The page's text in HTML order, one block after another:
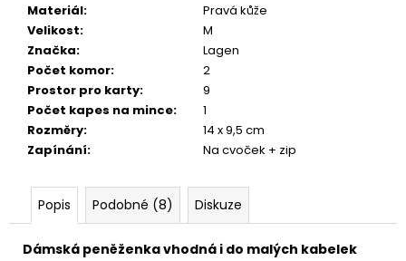
Materiál:
Pravá kůže
Velikost:
M
Značka:
Lagen
Počet komor:
2
Prostor pro karty:
9
Počet kapes na mince:
1
Rozměry:
14 x 9,5 cm
Zapínání: Na cvoček + zip
Popis Podobné (8) Diskuze
Dámská peněženka vhodná i do malých kabelek